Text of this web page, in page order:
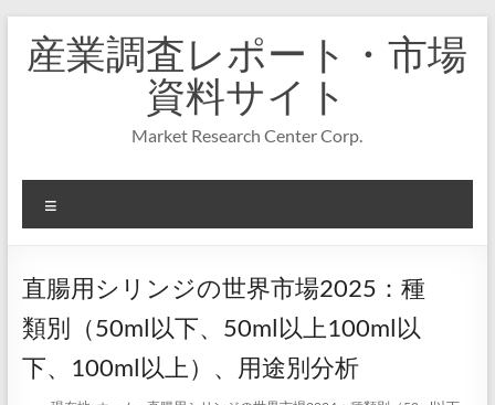
キ
プ
産業調査レポート・市場
資料サイト
Market Research Center Corp.
ニ
ー
直腸用シリンジの世界市場2025：種
類別（50ml以下、50ml以上100ml以
下、100ml以上）、用途別分析